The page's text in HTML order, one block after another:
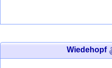
Wiedehopf